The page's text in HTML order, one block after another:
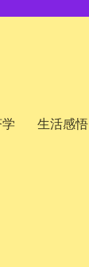
生活感悟